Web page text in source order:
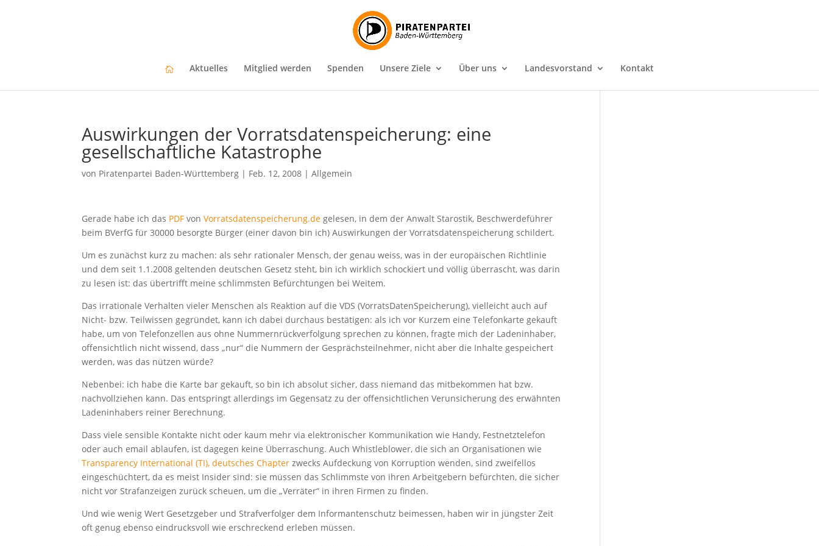
Aktuelles Mitglied werden Spenden Unsere Ziele Über uns Landesvorstand Kontakt
Auswirkungen der Vorratsdatenspeicherung: eine
gesellschaftliche Katastrophe
von Piratenpartei Baden-Württemberg | Feb. 12, 2008 |Allgemein
Gerade habe ich das PDF vonVorratsdatenspeicherung.de gelesen, in dem der Anwalt Starostik, Beschwerdeführer
beim BVerfG für 30000 besorgte Bürger (einer davon bin ich) Auswirkungen der Vorratsdatenspeicherung schildert.
Um es zunächst kurz zu machen: als sehr rationaler Mensch, der genau weiss, was in der europäischen Richtlinie
und dem seit 1.1.2008 geltenden deutschen Gesetz steht, bin ich wirklich schockiert und völlig überrascht, was darin
zu lesen ist: das übertrifft meine schlimmsten Befürchtungen bei Weitem.
Das irrationale Verhalten vieler Menschen als Reaktion auf die VDS (VorratsDatenSpeicherung), vielleicht auch auf
Nicht- bzw. Teilwissen gegründet, kann ich dabei durchaus bestätigen: als ich vor Kurzem eine Telefonkarte gekauft
habe, um von Telefonzellen aus ohne Nummernrückverfolgung sprechen zu können, fragte mich der Ladeninhaber,
offensichtlich nicht wissend, dass „nur“ die Nummern der Gesprächsteilnehmer, nicht aber die Inhalte gespeichert
werden, was das nützen würde?
Nebenbei: ich habe die Karte bar gekauft, so bin ich absolut sicher, dass niemand das mitbekommen hat bzw.
nachvollziehen kann. Das entspringt allerdings im Gegensatz zu der offensichtlichen Verunsicherung des erwähnten
Ladeninhabers reiner Berechnung.
Dass viele sensible Kontakte nicht oder kaum mehr via elektronischer Kommunikation wie Handy, Festnetztelefon
oder auch email ablaufen, ist dagegen keine Überraschung. Auch Whistleblower, die sich an Organisationen wie
Transparency International (TI), deutsches Chapter zwecks Aufdeckung von Korruption wenden, sind zweifellos
eingeschüchtert, da es meist Insider sind: sie müssen das Schlimmste von ihren Arbeitgebern befürchten, die sicher
nicht vor Strafanzeigen zurück scheuen, um die „Verräter“ in ihren Firmen zu finden.
Und wie wenig Wert Gesetzgeber und Strafverfolger dem Informantenschutz beimessen, haben wir in jüngster Zeit
oft genug ebenso eindrucksvoll wie erschreckend erleben müssen.